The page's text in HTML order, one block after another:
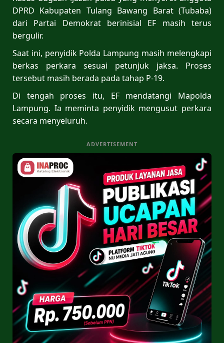
DPRD Kabupaten Tulang Bawang Barat (Tubaba)
dari Partai Demokrat berinisial EF masih terus
bergulir.
Saat ini, penyidik Polda Lampung masih melengkapi
berkas perkara sesuai petunjuk jaksa. Proses
tersebut masih berada pada tahap P-19.
Di tengah proses itu, EF mendatangi Mapolda
Lampung. Ia meminta penyidik mengusut perkara
secara menyeluruh.
ADVERTISEMENT